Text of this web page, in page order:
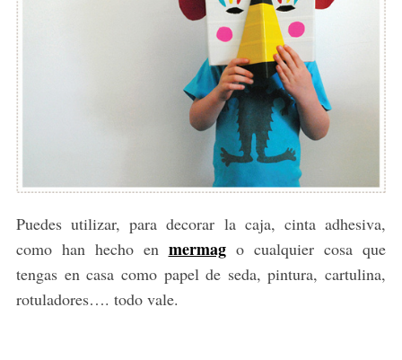
Puedes utilizar, para decorar la caja, cinta adhesiva,
como han hecho en mermago cualquier cosa que
tengas en casa como papel de seda, pintura, cartulina,
rotuladores…. todo vale.